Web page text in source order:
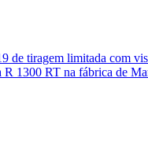
de tiragem limitada com
1300 RT na fábrica de